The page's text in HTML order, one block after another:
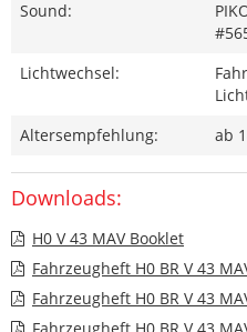
Sound:
Lichtwechsel:
Altersempfehlung:
ab
Downloads:
H0 V 43 MAV Booklet
Fahrzeugheft H0 BR V 43
Fahrzeugheft H0 BR V 43